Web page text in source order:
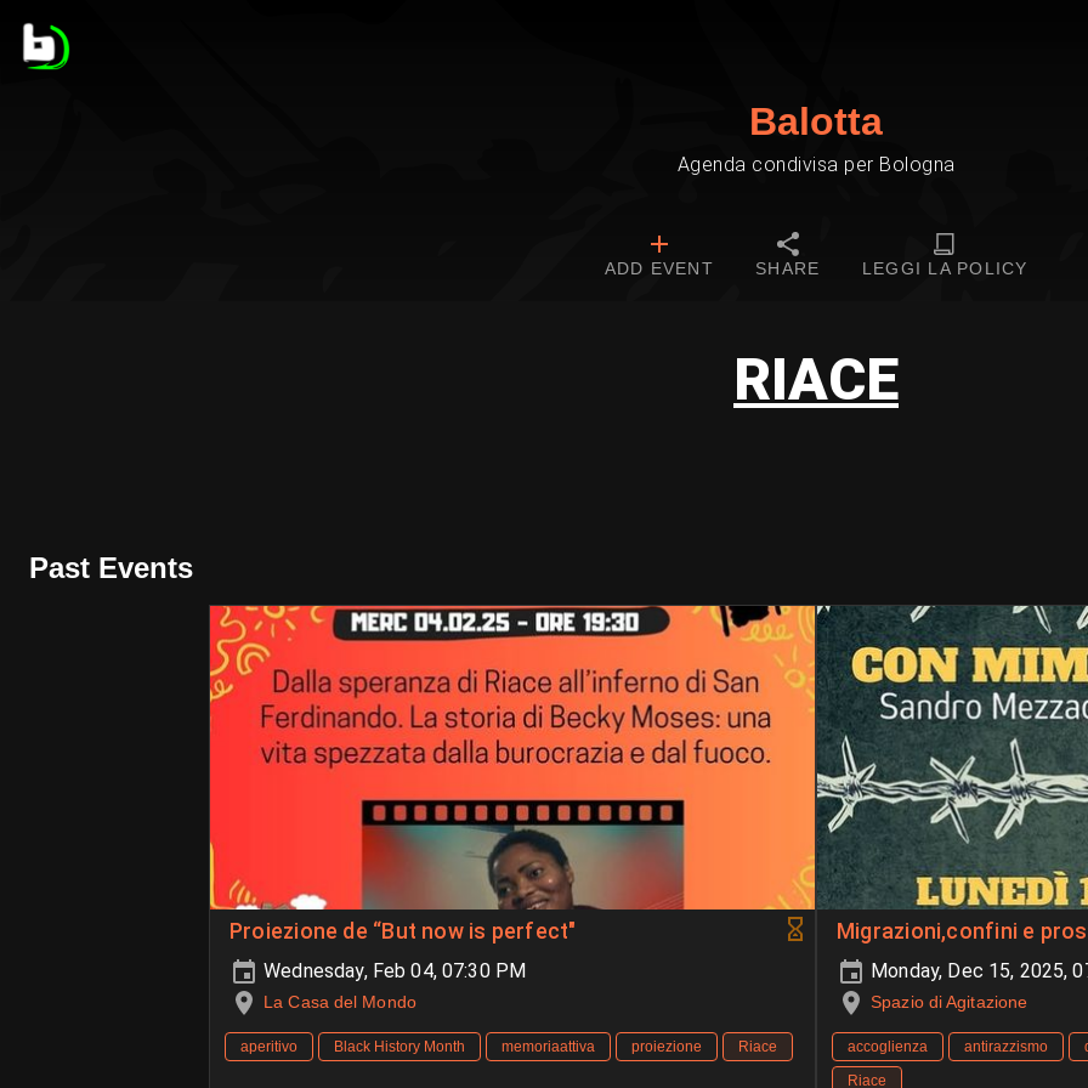
Balotta
Agenda condivisa per Bologna
ADD EVENT SHARE LEGGI LA POLICY
RIACE
Past Events
Proiezione de “But now is perfect"
Wednesday, Feb 04, 07:30 PM
La Casa del Mondo
aperitivo Black History Month memoriaattiva proiezione Riace
Migrazioni,confini e
Monday, Dec 15, 2025,
Spazio di Agitazione
accoglienza antirazzismo
Riace